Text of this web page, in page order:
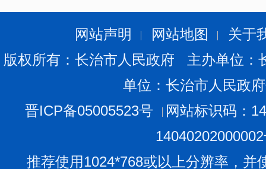
网站声明 网站地图
关于
版权所有：长治市人民政府 主办单位
单位：长治市人民政
晋ICP备05005523号
网站标识码：
推荐使用1024*768或以上分辨率，并